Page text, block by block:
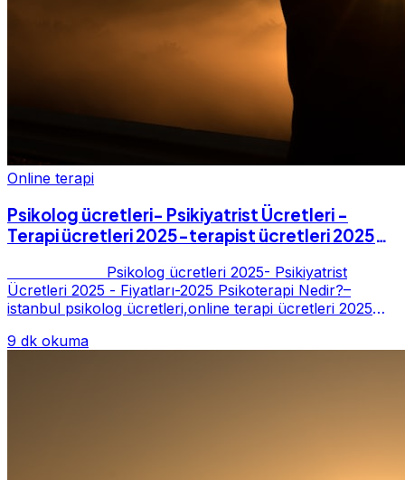
Online terapi
Psikolog ücretleri- Psikiyatrist Ücretleri -
Terapi ücretleri 2025-terapist ücretleri 2025-
Psikolog ücretleri 2025- Psikiyatrist
Ücretleri 2025 - Fiyatları-2025 Psikoterapi Nedir?–
istanbul psikolog ücretleri,online terapi ücretleri 2025
9 dk okuma